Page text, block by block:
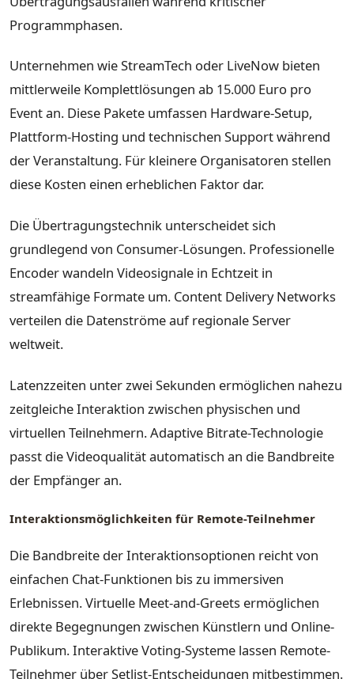
Programmphasen.
Unternehmen wie StreamTech oder LiveNow bieten
mittlerweile Komplettlösungen ab 15.000 Euro pro
Event an. Diese Pakete umfassen Hardware-Setup,
Plattform-Hosting und technischen Support während
der Veranstaltung. Für kleinere Organisatoren stellen
diese Kosten einen erheblichen Faktor dar.
Die Übertragungstechnik unterscheidet sich
grundlegend von Consumer-Lösungen. Professionelle
Encoder wandeln Videosignale in Echtzeit in
streamfähige Formate um. Content Delivery Networks
verteilen die Datenströme auf regionale Server
weltweit.
Latenzzeiten unter zwei Sekunden ermöglichen nahezu
zeitgleiche Interaktion zwischen physischen und
virtuellen Teilnehmern. Adaptive Bitrate-Technologie
passt die Videoqualität automatisch an die Bandbreite
der Empfänger an.
Interaktionsmöglichkeiten für Remote-Teilnehmer
Die Bandbreite der Interaktionsoptionen reicht von
einfachen Chat-Funktionen bis zu immersiven
Erlebnissen. Virtuelle Meet-and-Greets ermöglichen
direkte Begegnungen zwischen Künstlern und Online-
Publikum. Interaktive Voting-Systeme lassen Remote-
Teilnehmer über Setlist-Entscheidungen mitbestimmen.